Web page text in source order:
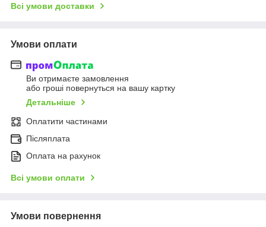
Всі умови доставки
Умови оплати
Ви отримаєте замовлення
або гроші повернуться на вашу картку
Детальніше
Оплатити частинами
Післяплата
Оплата на рахунок
Всі умови оплати
Умови повернення